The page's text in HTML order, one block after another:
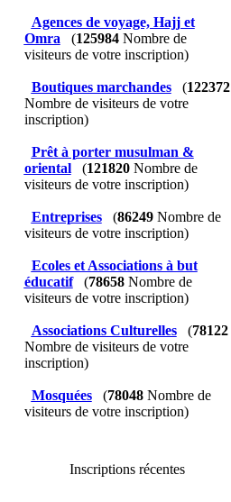
Agences de voyage, Hajj et
Omra
(125984Nombre de
visiteurs de votre inscription)
Boutiques marchandes (122372
Nombre de visiteurs de votre
inscription)
Prêt à porter musulman &
oriental
(121820Nombre de
visiteurs de votre inscription)
Entreprises (86249Nombre de
visiteurs de votre inscription)
Ecoles et Associations à but
éducatif
(78658Nombre de
visiteurs de votre inscription)
Associations Culturelles (78122
Nombre de visiteurs de votre
inscription)
Mosquées (78048Nombre de
visiteurs de votre inscription)
Inscriptions récentes